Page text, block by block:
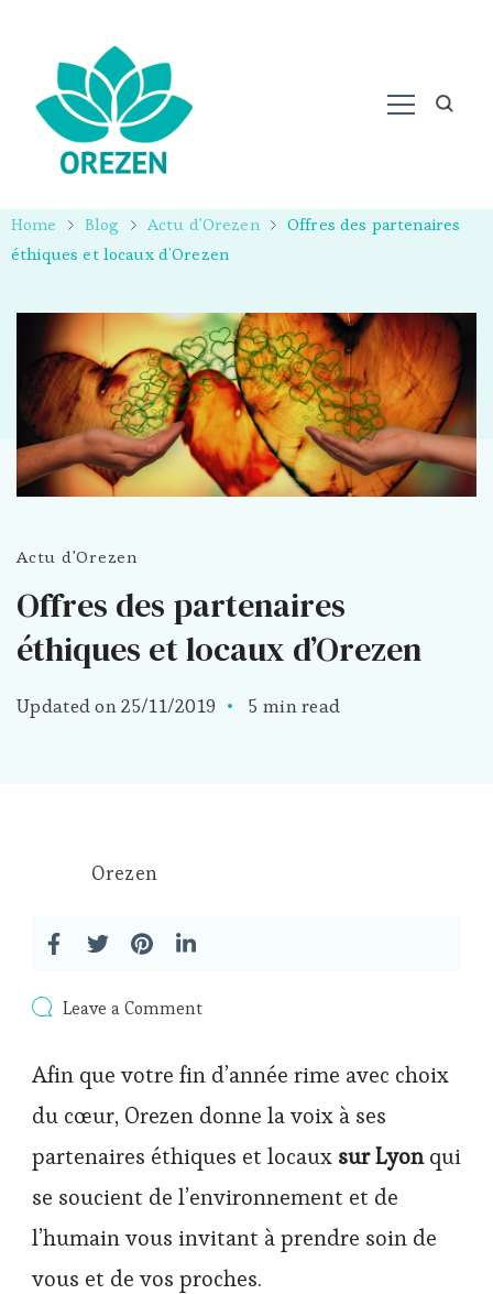
Home Blog Actu d'Orezen
Offres des partenaires
éthiques et locaux d’Orezen
Actu d'Orezen
Offres des partenaires
éthiques et locaux d’Orezen
Updated on25/11/2019 5 min read
Orezen
Leave a Commenton
partenaires
et
d’Orezen
Afin que votre fin d’année rime avec choix
du cœur, Orezen donne la voix à ses
partenaires éthiques et locaux sur Lyonqui
se soucient de l’environnement et de
l’humain vous invitant à prendre soin de
vous et de vos proches.